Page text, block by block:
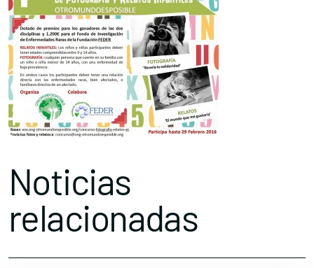
Noticias
relacionadas